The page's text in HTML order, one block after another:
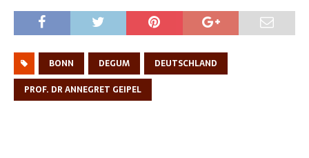
BONN DEGUM
DEUTSCHLAND
PROF. DR ANNEGRET GEIPEL